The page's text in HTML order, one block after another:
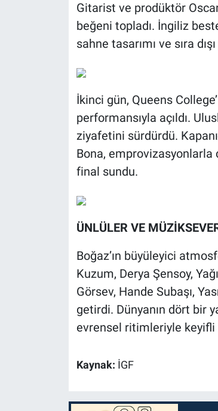
Gitarist ve prodüktör
beğeni topladı. İngiliz
sahne tasarımı ve sıra
İkinci gün, Queens
performansıyla açıldı.
ziyafetini sürdürdü.
Bona,
final sundu.
ÜNLÜLER VE
Boğaz’ın büyüleyici
Kuzum, Derya Şensoy,
Görsev, Hande Subaşı,
getirdi. Dünyanın dört bir
evrensel ritimleriyle keyifli
Kaynak: İGF